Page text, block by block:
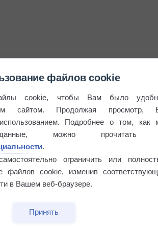
файлов cookie
cookie, чтобы Вам было
сайтом. Продолжая просмотр,
Подробнее о том, как
данные, можно прочитать
.
ограничить или
файлов cookie, изменив
в Вашем веб-браузере.
Принять